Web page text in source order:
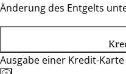
Änderung des Entgelts
Ausgabe einer Kredit-Karte